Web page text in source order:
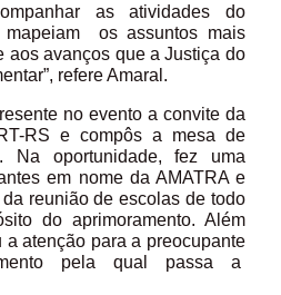
as atividades do
mapeiam os assuntos mais
aos avanços que a Justiça do
refere Amaral.
no evento a convite da
RS e compôs a mesa de
Na oportunidade, fez uma
em nome da AMATRA e
reunião de escolas de todo
do aprimoramento. Além
a atenção para a preocupante
pela qual passa a